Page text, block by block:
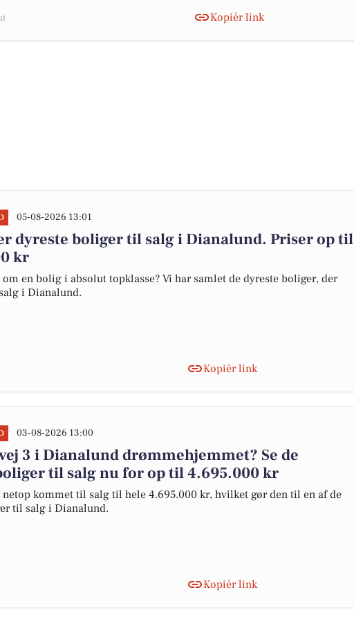
Kopiér link
05-08-2026 13:01
dyreste boliger til salg i Dianalund. Priser op til
kr
en bolig i absolut topklasse? Vi har samlet de dyreste boliger, der
i Dianalund.
Kopiér link
03-08-2026 13:00
3 i Dianalund drømmehjemmet? Se de
til salg nu for op til 4.695.000 kr
netop kommet til salg til hele 4.695.000 kr, hvilket gør den til en af de
til salg i Dianalund.
Kopiér link